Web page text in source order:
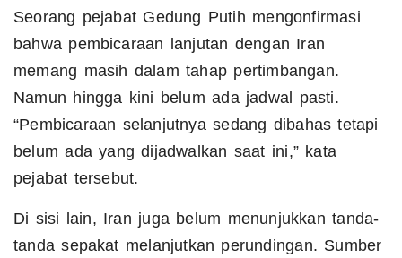
Seorang pejabat Gedung Putih mengonfirmasi
bahwa pembicaraan lanjutan dengan Iran
memang masih dalam tahap pertimbangan.
Namun hingga kini belum ada jadwal pasti.
“Pembicaraan selanjutnya sedang dibahas tetapi
belum ada yang dijadwalkan saat ini,” kata
pejabat tersebut.
Di sisi lain, Iran juga belum menunjukkan tanda-
tanda sepakat melanjutkan perundingan. Sumber